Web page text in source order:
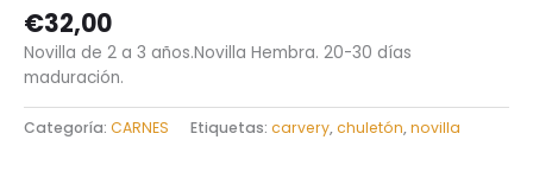
€32,00
Novilla de 2 a 3 años.Novilla Hembra. 20-30 días
maduración.
Categoría: CARNES Etiquetas: carvery,chuletón,novilla